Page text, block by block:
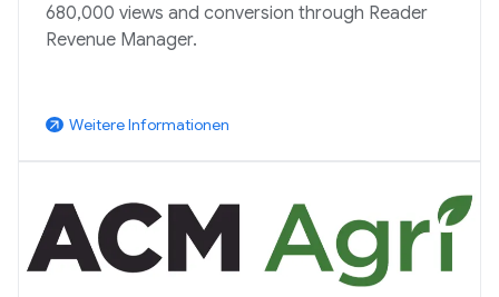
680,000 views and conversion through Reader
Revenue Manager.
arrow_outward Weitere Informationen